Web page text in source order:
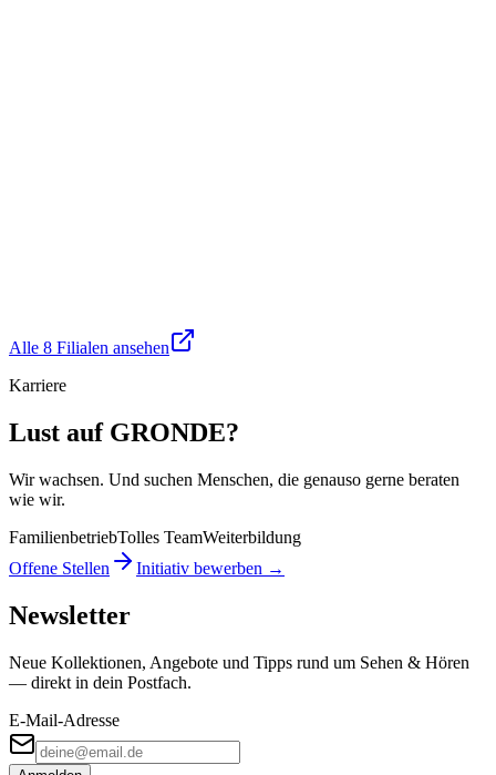
Alle 8 Filialen ansehen
Karriere
Lust auf GRONDE?
Wir wachsen. Und suchen Menschen, die genauso gerne beraten
wie wir.
FamilienbetriebTolles TeamWeiterbildung
Offene Stellen
Initiativ bewerben →
Newsletter
Neue Kollektionen, Angebote und Tipps rund um Sehen & Hören
— direkt in dein Postfach.
E-Mail-Adresse